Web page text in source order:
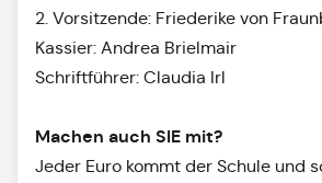
2. Vorsitzende: Friederike von
Kassier: Andrea Brielmair
Schriftführer: Claudia Irl
Machen auch SIE mit?
Jeder Euro kommt der Schule und